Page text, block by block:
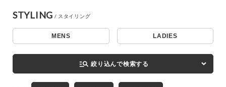
STYLING
MENS LADIES
manage_search 絞り込んで検索する